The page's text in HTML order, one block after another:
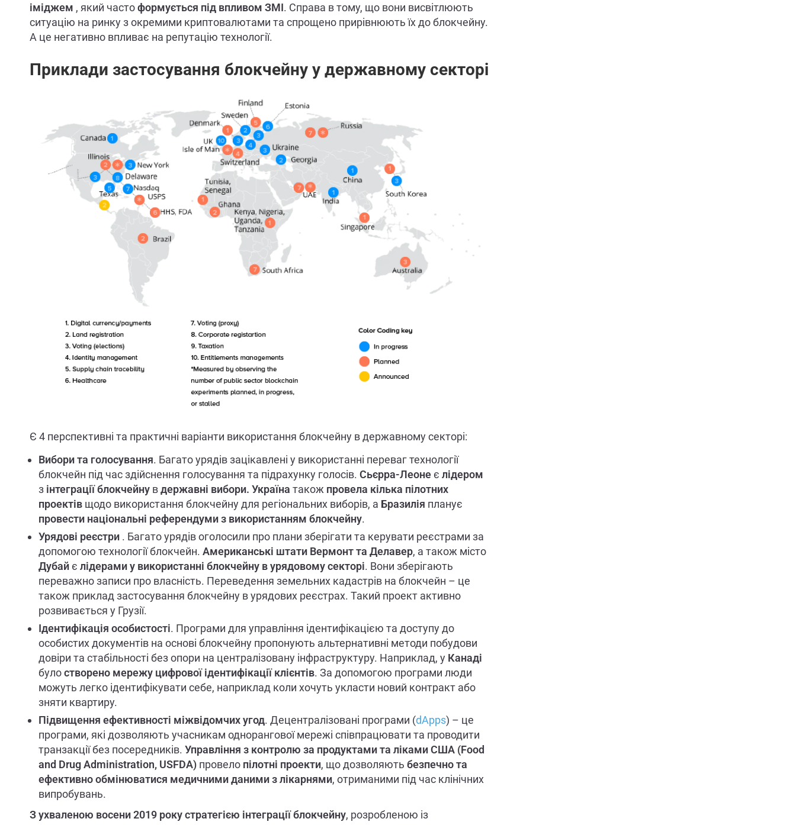
іміджем , який частоформується під впливом ЗМІ. Справа в тому, що вони висвітлюють
ситуацію на ринку з окремими криптовалютами та спрощено прирівнюють їх до блокчейну.
А це негативно впливає на репутацію технології.
Приклади застосування блокчейну у державному секторі
Є 4 перспективні та практичні варіанти використання блокчейну в державному секторі:
Вибори та голосування. Багато урядів зацікавлені у використанні переваг технології
блокчейн під час здійснення голосування та підрахунку голосів. Сьєрра-Леоне є лідером
з інтеграції блокчейну вдержавні вибори. Україна також провела кілька пілотних
проектів щодо використання блокчейну для регіональних виборів, а Бразилія планує
провести національні референдуми з використанням блокчейну.
Урядові реєстри . Багато урядів оголосили про плани зберігати та керувати реєстрами за
допомогою технології блокчейн. Американські штати Вермонт та Делавер, а також місто
Дубай є лідерами у використанні блокчейну в урядовому секторі. Вони зберігають
переважно записи про власність. Переведення земельних кадастрів на блокчейн – це
також приклад застосування блокчейну в урядових реєстрах. Такий проект активно
розвивається у Грузії.
Ідентифікація особистості. Програми для управління ідентифікацією та доступу до
особистих документів на основі блокчейну пропонують альтернативні методи побудови
довіри та стабільності без опори на централізовану інфраструктуру. Наприклад, у Канаді
булостворено мережу цифрової ідентифікації клієнтів. За допомогою програми люди
можуть легко ідентифікувати себе, наприклад коли хочуть укласти новий контракт або
зняти квартиру.
Підвищення ефективності міжвідомчих угод. Децентралізовані програми (dApps) – це
програми, які дозволяють учасникам однорангової мережі співпрацювати та проводити
транзакції без посередників. Управління з контролю за продуктами та ліками США (Food
and Drug Administration, USFDA) провело пілотні проекти, що дозволяють безпечно та
ефективно обмінюватися медичними даними з лікарнями, отриманими під час клінічних
випробувань.
З ухваленою восени 2019 рокустратегією інтеграції блокчейну, розробленою із